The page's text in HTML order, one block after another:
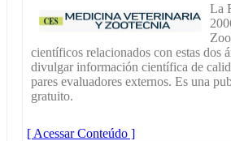
La
científicos relacionados con estas dos
divulgar información científica de
pares evaluadores externos. Es una
gratuito.
[ Acessar Conteúdo ]